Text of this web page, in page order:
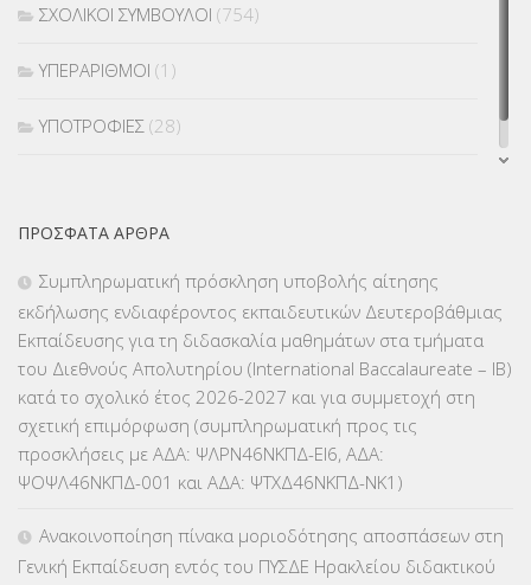
ΣΧΟΛΙΚΟΙ ΣΥΜΒΟΥΛΟΙ (754)
ΥΠΕΡΑΡΙΘΜΟΙ (1)
ΥΠΟΤΡΟΦΙΕΣ (28)
Χωρίς κατηγορία
ΠΡΌΣΦΑΤΑ ΆΡΘΡΑ
Συμπληρωματική πρόσκληση υποβολής αίτησης
εκδήλωσης ενδιαφέροντος εκπαιδευτικών Δευτεροβάθμιας
Εκπαίδευσης για τη διδασκαλία μαθημάτων στα τμήματα
του Διεθνούς Απολυτηρίου (International Baccalaureate – IB)
κατά το σχολικό έτος 2026-2027 και για συμμετοχή στη
σχετική επιμόρφωση (συμπληρωματική προς τις
προσκλήσεις με ΑΔΑ: ΨΛΡΝ46ΝΚΠΔ-ΕΙ6, ΑΔΑ:
ΨΟΨΛ46ΝΚΠΔ-001 και ΑΔΑ: ΨΤΧΔ46ΝΚΠΔ-ΝΚ1)
Ανακοινοποίηση πίνακα μοριοδότησης αποσπάσεων στη
Γενική Εκπαίδευση εντός του ΠΥΣΔΕ Ηρακλείου διδακτικού